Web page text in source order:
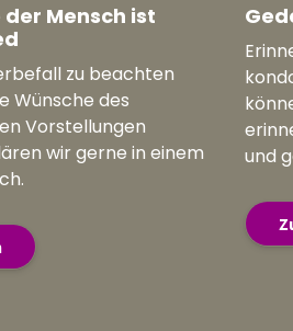
Mensch ist
zu beachten
Wünsche des
Vorstellungen
wir gerne in einem
und